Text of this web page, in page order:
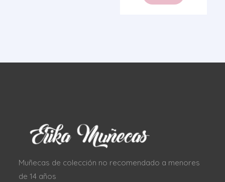
Muñecas de colección no recomendado a menores
de 14 años